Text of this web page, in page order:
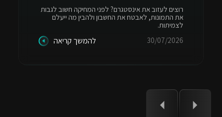
רוצים לעזוב את אינסטגרם? לפני המחיקה חשוב לגבות
את התמונות, לאבטח את החשבון ולהבין מה ייעלם
לצמיתות.
30/07/2026
להמשך קריאה